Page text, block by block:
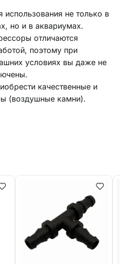
использования не только в
но и в аквариумах.
отличаются
поэтому при
условиях вы даже не
качественные и
(воздушные камни).